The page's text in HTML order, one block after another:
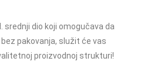
srednji dio koji omogučava da
pakovanja, služit će vas
proizvodnoj strukturi!